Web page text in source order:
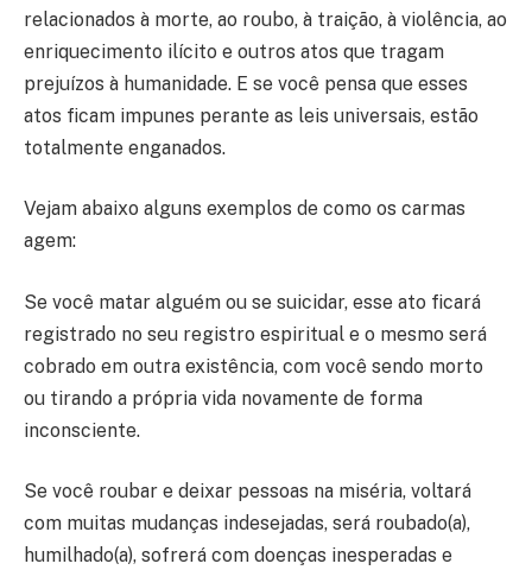
relacionados à morte, ao roubo, à traição, à violência, ao
enriquecimento ilícito e outros atos que tragam
prejuízos à humanidade. E se você pensa que esses
atos ficam impunes perante as leis universais, estão
totalmente enganados.
Vejam abaixo alguns exemplos de como os carmas
agem:
Se você matar alguém ou se suicidar, esse ato ficará
registrado no seu registro espiritual e o mesmo será
cobrado em outra existência, com você sendo morto
ou tirando a própria vida novamente de forma
inconsciente.
Se você roubar e deixar pessoas na miséria, voltará
com muitas mudanças indesejadas, será roubado(a),
humilhado(a), sofrerá com doenças inesperadas e